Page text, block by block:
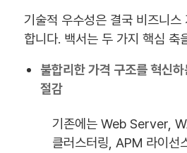
기술적 우수성은 결국 비즈니스
합니다. 백서는 두 가지 핵심 축
불합리한 가격 구조를 혁신
절감
기존에는 Web Server,
클러스터링, APM 라이선